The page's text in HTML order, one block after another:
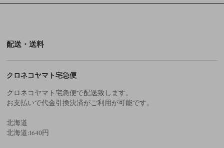
配送・送料
クロネコヤマト宅急便
クロネコヤマト宅急便で配送致します。
お支払いで代金引換決済がご利用が可能です。
北海道
北海道:1640円